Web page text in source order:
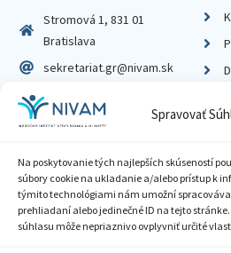
Spravovať
Na poskytovanie tých najlepších skúseností
súbory cookie na ukladanie a/alebo prístup k
týmito technológiami nám umožní
prehliadaní alebo jedinečné ID na tejto
súhlasu môže nepriaznivo ovplyvniť určité
Stromová 1, 831 01
Bratislava
sekretariat.gr@nivam.sk
IČO: 00164348
DIČ: 2020798714
Zásady ochrany